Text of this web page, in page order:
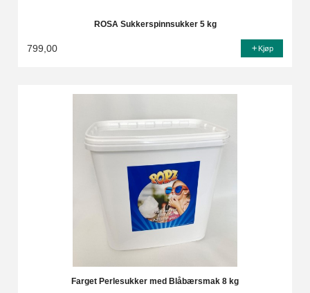
ROSA Sukkerspinnsukker 5 kg
799,00 Kjøp
Farget Perlesukker med Blåbærsmak 8 kg